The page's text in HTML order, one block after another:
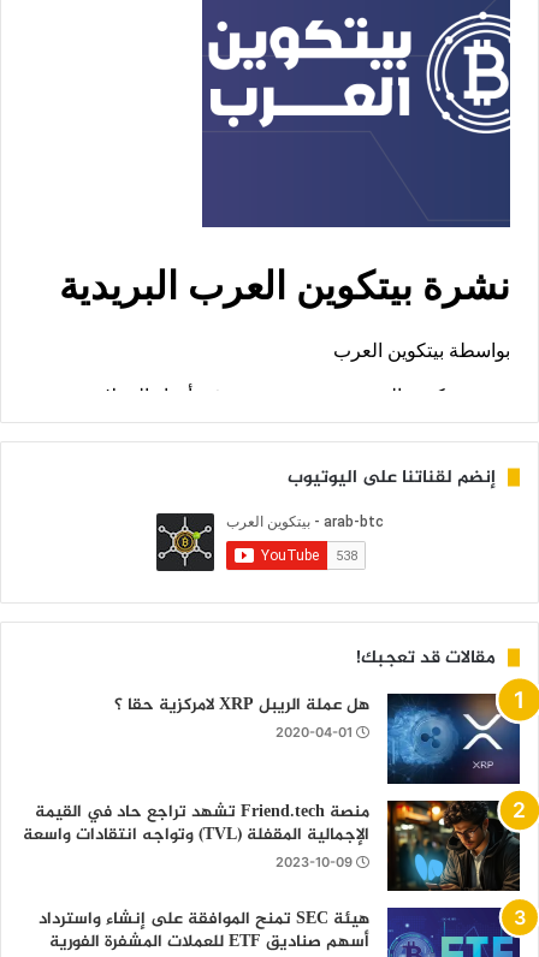
إنضم لقناتنا على اليوتيوب
مقالات قد تعجبك!
هل عملة الريبل XRP لامركزية حقا ؟
2020-04-01
منصة Friend.tech تشهد تراجع حاد في القيمة
الإجمالية المقفلة (TVL) وتواجه انتقادات واسعة
2023-10-09
هيئة SEC تمنح الموافقة على إنشاء واسترداد
أسهم صناديق ETF للعملات المشفرة الفورية